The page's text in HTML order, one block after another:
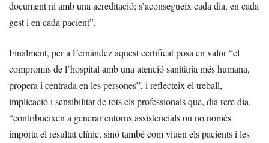
document ni amb una acreditació; s’aconsegueix cada dia, en cada
gest i en cada pacient”.
Finalment, per a Fernández aquest certificat posa en valor “el
compromís de l’hospital amb una atenció sanitària més humana,
propera i centrada en les persones”, i reflecteix el treball,
implicació i sensibilitat de tots els professionals que, dia rere dia,
“contribueixen a generar entorns assistencials on no només
importa el resultat clínic, sinó també com viuen els pacients i les